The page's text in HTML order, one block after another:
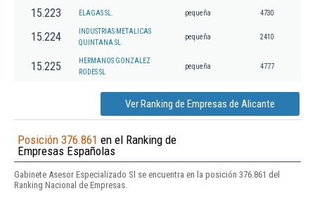
15.223 ELAGAS SL. pequeña 4730
15.224
INDUSTRIAS METALICAS
QUINTANA SL
pequeña 2410
15.225
HERMANOS GONZALEZ
RODES SL
pequeña 4777
Ver Ranking de Empresas de Alicante
Posición 376.861 en el Ranking de
Empresas Españolas
Gabinete Asesor Especializado Sl se encuentra en la posición 376.861 del
Ranking Nacional de Empresas.